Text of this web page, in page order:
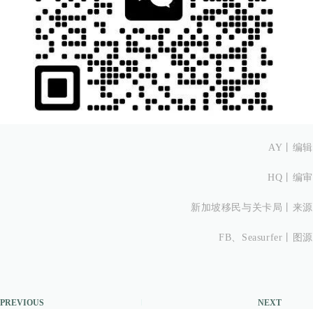
AY丨 编辑
HQ丨 编审
新加坡移民与关卡局 来源
FB、Seasurfer丨 图源
PREVIOUS NEXT